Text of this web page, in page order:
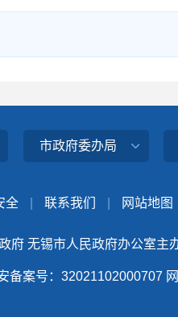
市政府委办局
全 联系我们 网站地图
府 无锡市人民政府办公室主
备案号：32021102000707